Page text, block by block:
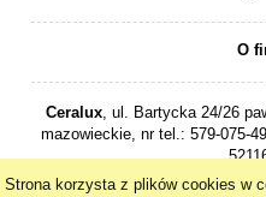
Strona korzysta z plików cookies w
O
Ceralux, ul. Bartycka 24/26
mazowieckie, nr tel.: 579-075-